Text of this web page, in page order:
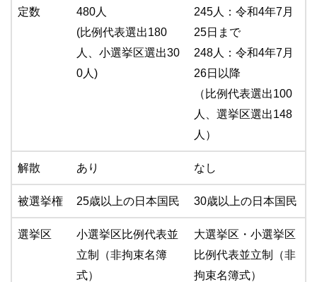
定数
480人
(比例代表選出180
人、小選挙区選出30
0人)
245人：令和4年7月
25日まで
248人：令和4年7月
26日以降
（比例代表選出100
人、選挙区選出148
人）
解散 あり なし
被選挙権 25歳以上の日本国民 30歳以上の日本国民
選挙区
小選挙区比例代表並
立制（非拘束名簿
式）
大選挙区・小選挙区
比例代表並立制（非
拘束名簿式）